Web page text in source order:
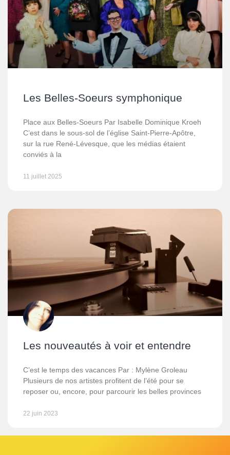
Les Belles-Soeurs symphonique
Place aux Belles-Soeurs Par Isabelle Dominique Kroeh
C’est dans le sous-sol de l’église Saint-Pierre-Apôtre,
sur la rue René-Lévesque, que les médias étaient
conviés à la
11 juillet 2025
Les nouveautés à voir et entendre
C’est le temps des vacances Par : Mylène Groleau
Plusieurs de nos artistes profitent de l’été pour se
reposer ou, encore, pour parcourir les belles provinces
22 juin 2023